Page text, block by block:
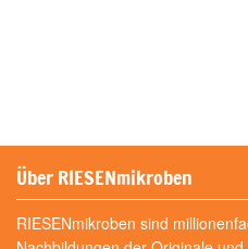
Über RIESENmikroben
RIESENmikroben sind